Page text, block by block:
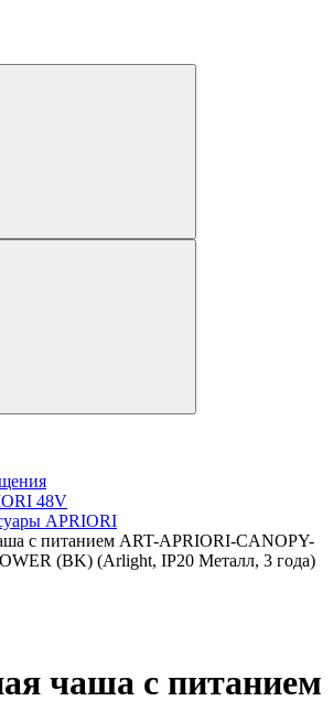
48V
APRIORI
с питанием ART-APRIORI-CANOPY-
(BK) (Arlight, IP20 Металл, 3 года)
чаша с питанием